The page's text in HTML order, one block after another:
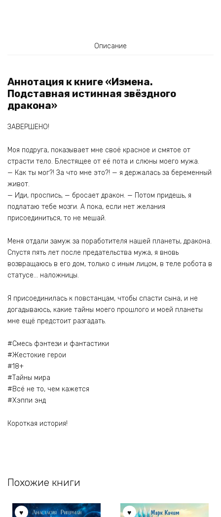
Описание
Аннотация к книге «Измена.
Подставная истинная звёздного
дракона»
ЗАВЕРШЕНО!
Моя подруга, показывает мне своё красное и смятое от
страсти тело. Блестящее от её пота и слюны моего мужа.
— Как ты мог?! За что мне это?! — я держалась за беременный
живот.
— Иди, проспись, — бросает дракон. — Потом придешь, я
подлатаю тебе мозги. А пока, если нет желания
присоединиться, то не мешай.
Меня отдали замуж за поработителя нашей планеты, дракона.
Спустя пять лет после предательства мужа, я вновь
возвращаюсь в его дом, только с иным лицом, в теле робота в
статусе… наложницы.
Я присоединилась к повстанцам, чтобы спасти сына, и не
догадываюсь, какие тайны моего прошлого и моей планеты
мне ещё предстоит разгадать.
#Смесь фэнтези и фантастики
#Жестокие герои
#18+
#Тайны мира
#Всё не то, чем кажется
#Хэппи энд
Короткая история!
Похожие книги